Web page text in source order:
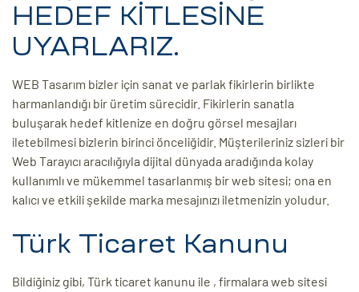
HEDEF KİTLESİNE
UYARLARIZ.
WEB Tasarım bizler için sanat ve parlak fikirlerin birlikte
harmanlandığı bir üretim sürecidir. Fikirlerin sanatla
buluşarak hedef kitlenize en doğru görsel mesajları
iletebilmesi bizlerin birinci önceliğidir. Müşterileriniz sizleri bir
Web Tarayıcı aracılığıyla dijital dünyada aradığında kolay
kullanımlı ve mükemmel tasarlanmış bir web sitesi; ona en
kalıcı ve etkili şekilde marka mesajınızı iletmenizin yoludur.
Türk Ticaret Kanunu
Bildiğiniz gibi, Türk ticaret kanunu ile , firmalara web sitesi